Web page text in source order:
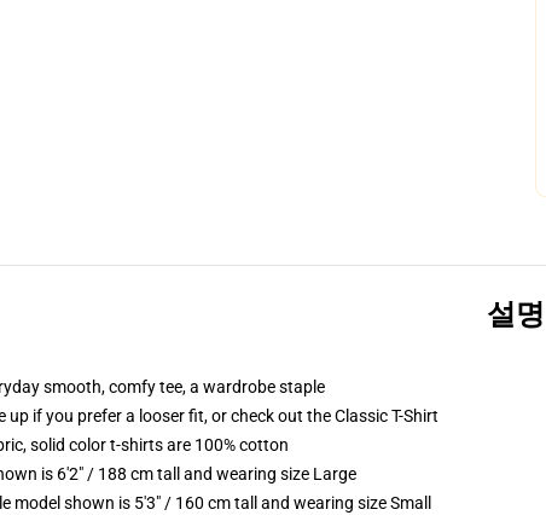
설명
smooth, comfy tee, a wardrobe staple
up if you prefer a looser fit, or check out the Classic T-Shirt
solid color t-shirts are 100% cotton
is 6'2" / 188 cm tall and wearing size Large
model shown is 5'3" / 160 cm tall and wearing size Small